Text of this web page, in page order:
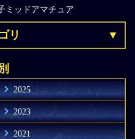
ミッドアマチュア
リ
2025
2023
2021